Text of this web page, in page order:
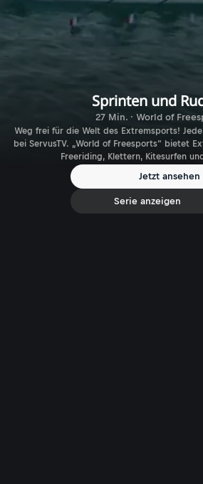
Sprinten und
27 Min. · World of
Weg frei für die Welt des Extremsports!
bei ServusTV. „World of Freesports“ bietet
Freeriding, Klettern, Kitesurfen
Jetzt ansehen
Serie anzeigen